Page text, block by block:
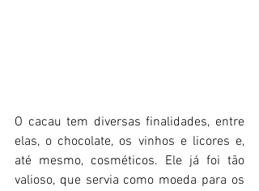
O cacau tem diversas finalidades, entre
elas, o chocolate, os vinhos e licores e,
até mesmo, cosméticos. Ele já foi tão
valioso, que servia como moeda para os